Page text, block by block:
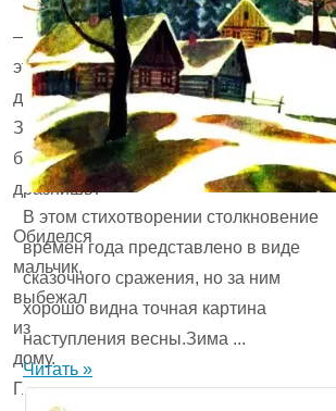
— Твои
это
дела!
Зачем
бабушку
дразнишь?
Обиделся
мальчик,
выбежал
из
дому.
Глядит, —
В этом стихотворении столкновение
времён года представ­лено в виде
сказочного сражения, но за ним
хорошо видна точная картина
наступления весны.Зима ...
Читать »